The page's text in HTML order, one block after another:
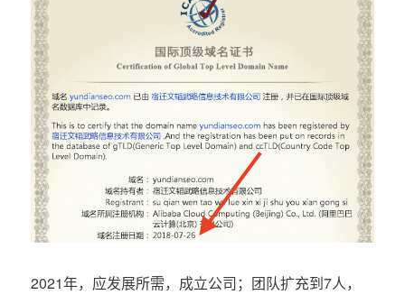
2021年，应发展所需，成立公司；团队扩充到7人，